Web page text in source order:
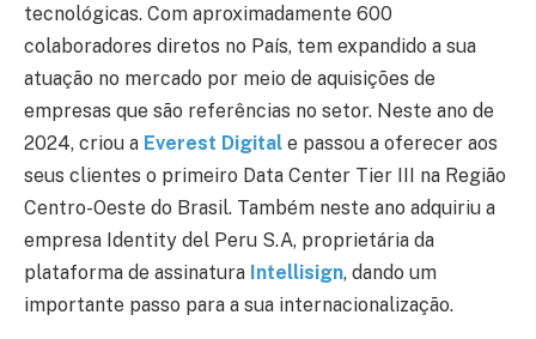
tecnológicas. Com aproximadamente 600
colaboradores diretos no País, tem expandido a sua
atuação no mercado por meio de aquisições de
empresas que são referências no setor. Neste ano de
2024, criou a Everest Digital e passou a oferecer aos
seus clientes o primeiro Data Center Tier III na Região
Centro-Oeste do Brasil. Também neste ano adquiriu a
empresa Identity del Peru S.A, proprietária da
plataforma de assinatura Intellisign, dando um
importante passo para a sua internacionalização.